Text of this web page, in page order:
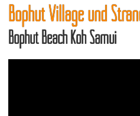
Bophut Village und
Bophut Beach Koh Samui